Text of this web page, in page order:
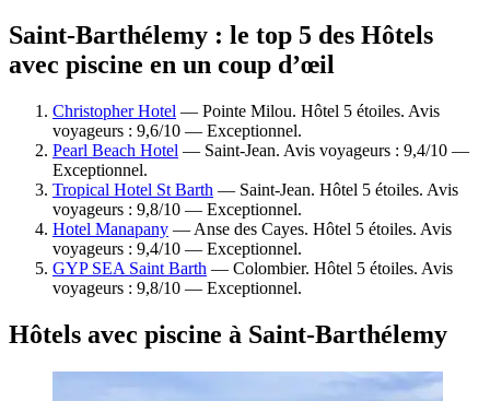
Saint-Barthélemy : le top 5 des Hôtels
avec piscine en un coup d’œil
Christopher Hotel — Pointe Milou. Hôtel 5 étoiles. Avis
voyageurs : 9,6/10 — Exceptionnel.
Pearl Beach Hotel — Saint-Jean. Avis voyageurs : 9,4/10 —
Exceptionnel.
Tropical Hotel St Barth — Saint-Jean. Hôtel 5 étoiles. Avis
voyageurs : 9,8/10 — Exceptionnel.
Hotel Manapany — Anse des Cayes. Hôtel 5 étoiles. Avis
voyageurs : 9,4/10 — Exceptionnel.
GYP SEA Saint Barth — Colombier. Hôtel 5 étoiles. Avis
voyageurs : 9,8/10 — Exceptionnel.
Hôtels avec piscine à Saint-Barthélemy